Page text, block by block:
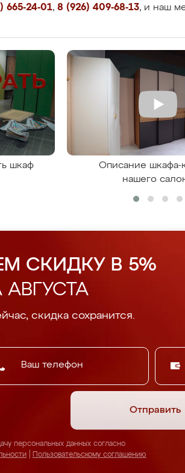
665-24-01, 8 (926) 409-68-13, и наш
шкаф
Описание шкафа-
нашего
СКИДКУ В 5%
скидка сохранится.
Отправить
персональных данных согласно
Пользовательскому соглашению